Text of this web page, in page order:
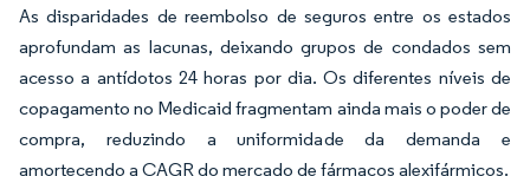
As disparidades de reembolso de seguros entre os estados
aprofundam as lacunas, deixando grupos de condados sem
acesso a antídotos 24 horas por dia. Os diferentes níveis de
copagamento no Medicaid fragmentam ainda mais o poder de
compra, reduzindo a uniformidade da demanda e
amortecendo a CAGR do mercado de fármacos alexifármicos.